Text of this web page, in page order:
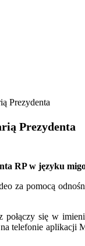
Prezydenta
Prezydenta
RP w języku
za pomocą
się w
telefonie